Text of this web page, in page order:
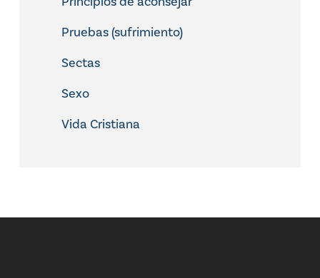
Pruebas (sufrimiento)
Sectas
Sexo
Vida Cristiana